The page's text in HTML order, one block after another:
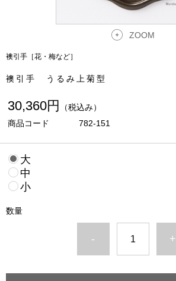
ZOOM
襖引手［花・梅など］
襖引手 うるみ上菊型
30,360円
（税込み）
商品コード
782-151
大
中
小
数量
- +